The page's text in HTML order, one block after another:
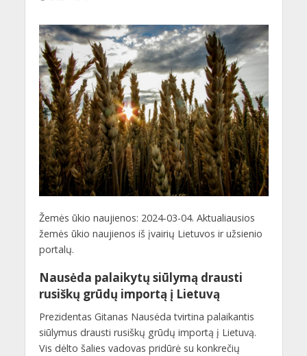
Žemės ūkio naujienos: 2024-03-04. Aktualiausios
žemės ūkio naujienos iš įvairių Lietuvos ir užsienio
portalų.
Nausėda palaikytų siūlymą drausti
rusiškų grūdų importą į Lietuvą
Prezidentas Gitanas Nausėda tvirtina palaikantis
siūlymus drausti rusiškų grūdų importą į Lietuvą.
Vis dėlto šalies vadovas pridūrė su konkrečių